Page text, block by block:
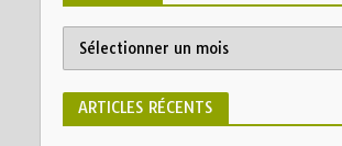
ARTICLES RÉCENTS